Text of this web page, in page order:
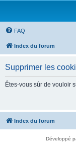
FAQ
Index du forum
Supprimer les
Êtes-vous sûr de vouloir
Index du forum
Développé